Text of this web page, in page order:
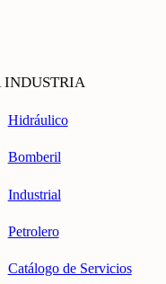
INDUSTRIA
Hidráulico
Bomberil
Industrial
Petrolero
Catálogo de Servicios